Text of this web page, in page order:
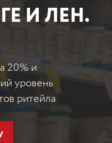
И ЛЕН.
20% и
уровень
ритейла